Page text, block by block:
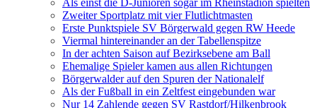
Als einst die D-Junioren sogar im Rheinstadion spielten
Zweiter Sportplatz mit vier Flutlichtmasten
Erste Punktspiele SV Börgerwald gegen RW Heede
Viermal hintereinander an der Tabellenspitze
In der achten Saison auf Bezirksebene am Ball
Ehemalige Spieler kamen aus allen Richtungen
Börgerwalder auf den Spuren der Nationalelf
Als der Fußball in ein Zeltfest eingebunden war
Nur 14 Zahlende gegen SV Rastdorf/Hilkenbrook